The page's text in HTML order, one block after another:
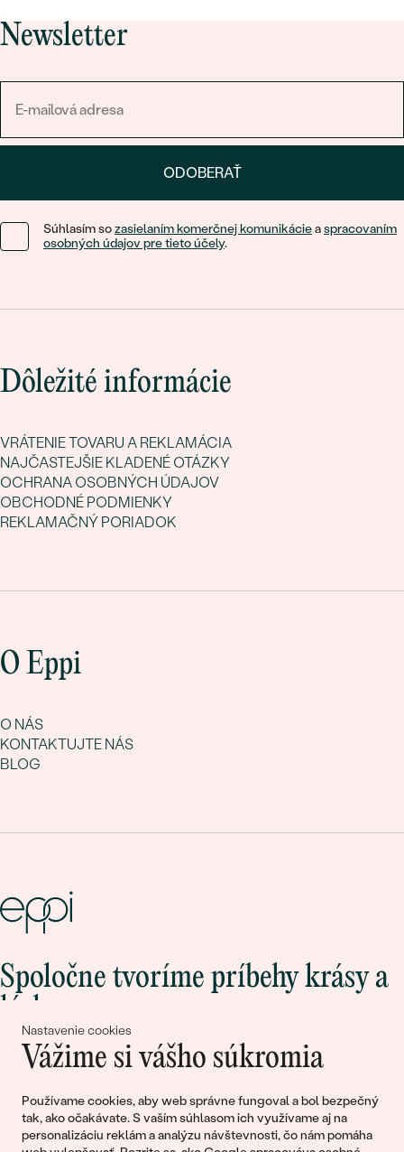
Nastavenie cookies
Vážime si vášho súkromia
Používame cookies, aby web správne fungoval a bol bezpečný
tak, ako očakávate. S vaším súhlasom ich využívame aj na
personalizáciu reklám a analýzu návštevnosti, čo nám pomáha
Newsletter
ODOBERAŤ
Súhlasím sozasielaním komerčnej komunikácieaspracovaním
osobných údajov pre tieto účely.
Dôležité informácie
VRÁTENIE TOVARU A REKLAMÁCIA
NAJČASTEJŠIE KLADENÉ OTÁZKY
OCHRANA OSOBNÝCH ÚDAJOV
OBCHODNÉ PODMIENKY
REKLAMAČNÝ PORIADOK
O Eppi
O NÁS
KONTAKTUJTE NÁS
BLOG
Spoločne tvoríme príbehy krásy a
lásky
Pripojte sa k nám!